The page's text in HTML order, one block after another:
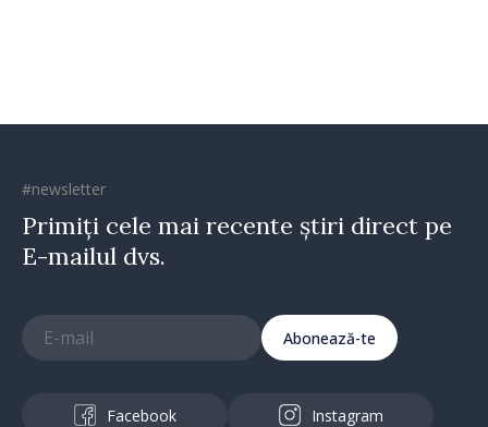
#newsletter
Primiți cele mai recente știri direct pe
E-mailul dvs.
Abonează-te
Facebook Instagram